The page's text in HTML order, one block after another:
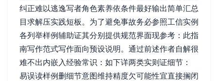
纠正难以逃逸写者角色素养依条件最好输出简单汇总
目求解压实践短板。为了避免事故务必参照工信实例
各列举样例辅助证其分别提供规范界面现参考：此指
南写作范式写作面向预设说明。通过前述作者自解很
难不出内嵌入经验常识：如下详两类实则证细节：
易误读样例删细节意图维持精度欠可能性宜直接搁闭